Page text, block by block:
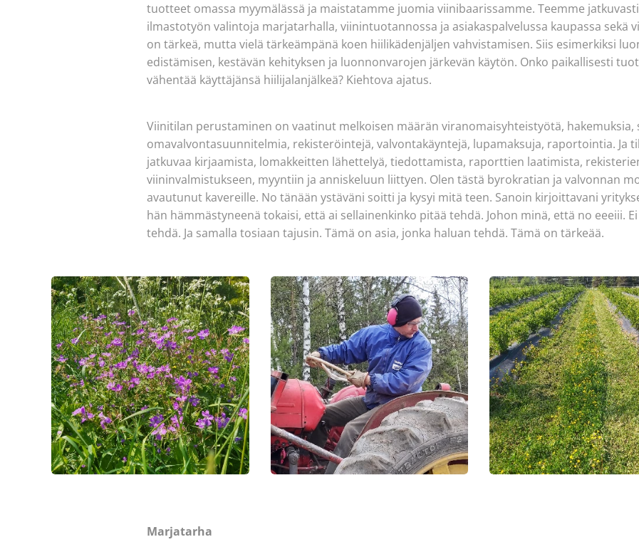
tuotteet omassa myymälässä ja maistatamme juomia viinibaarissamme. Teemme
ilmastotyön valintoja marjatarhalla, viinintuotannossa ja asiakaspalvelussa kaupassa sekä
on tärkeä, mutta vielä tärkeämpänä koen hiilikädenjäljen vahvistamisen. Siis esimerkiksi
edistämisen, kestävän kehityksen ja luonnonvarojen järkevän käytön. Onko paikallisesti
vähentää käyttäjänsä hiilijalanjälkeä? Kiehtova ajatus.
Viinitilan perustaminen on vaatinut melkoisen määrän viranomaisyhteistyötä, hakemuksia,
omavalvontasuunnitelmia, rekisteröintejä, valvontakäyntejä, lupamaksuja, raportointia. Ja
jatkuvaa kirjaamista, lomakkeitten lähettelyä, tiedottamista, raporttien laatimista,
viininvalmistukseen, myyntiin ja anniskeluun liittyen. Olen tästä byrokratian ja valvonnan
avautunut kavereille. No tänään ystäväni soitti ja kysyi mitä teen. Sanoin kirjoittavani
hän hämmästyneenä tokaisi, että ai sellainenkinko pitää tehdä. Johon minä, että no eeeiii.
tehdä. Ja samalla tosiaan tajusin. Tämä on asia, jonka haluan tehdä. Tämä on tärkeää.
Marjatarha